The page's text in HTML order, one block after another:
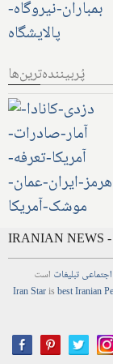
پُربیننده‌ترین‌ها
اجتماعیتبلیغاتاست